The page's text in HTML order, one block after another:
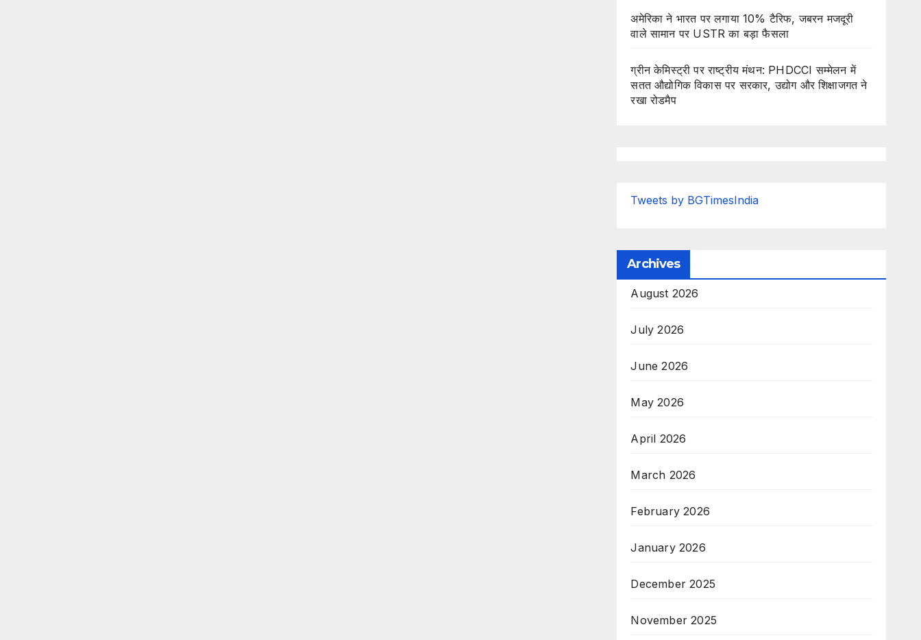
अमेरिका ने भारत पर लगाया 10% टैरिफ, जबरन मजदूरी
वाले सामान पर USTR का बड़ा फैसला
ग्रीन केमिस्ट्री पर राष्ट्रीय मंथन: PHDCCI सम्मेलन में
सतत औद्योगिक विकास पर सरकार, उद्योग और शिक्षाजगत ने
रखा रोडमैप
Tweets by BGTimesIndia
Archives
August 2026
July 2026
June 2026
May 2026
April 2026
March 2026
February 2026
January 2026
December 2025
November 2025